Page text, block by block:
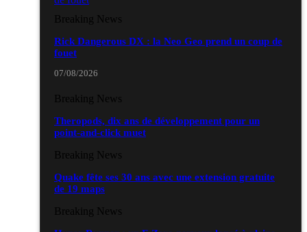
Breaking News
Rick Dangerous DX : la Neo Geo prend un coup de
fouet
07/08/2026
Breaking News
Theropods, dix ans de développement pour un
point-and-click muet
Breaking News
Quake fête ses 30 ans avec une extension gratuite
de 19 maps
Breaking News